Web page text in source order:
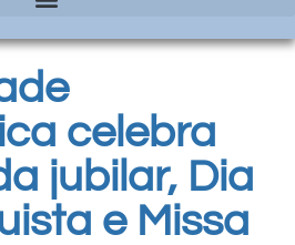
celebra
jubilar, Dia
e Missa